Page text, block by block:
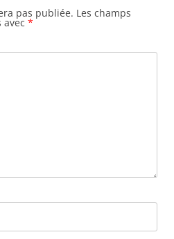
pas publiée. Les champs
*